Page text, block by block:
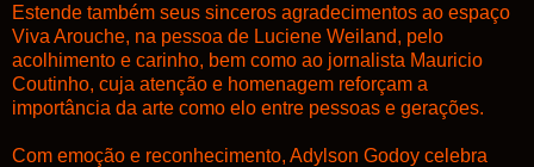
Estende também seus sinceros agradecimentos ao espaço
Viva Arouche, na pessoa de Luciene Weiland, pelo
acolhimento e carinho, bem como ao jornalista Mauricio
Coutinho, cuja atenção e homenagem reforçam a
importância da arte como elo entre pessoas e gerações.
Com emoção e reconhecimento, Adylson Godoy celebra